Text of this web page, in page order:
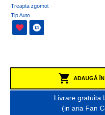
Treapta zgomot
Tip Auto
ADAUGĂ
Livrare gratuita
(in aria Fan